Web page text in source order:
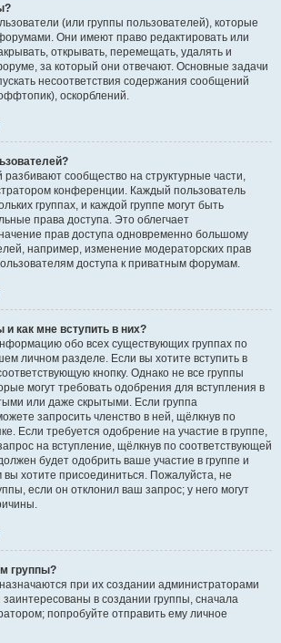
(или группы пользователей), которые
Они имеют право редактировать или
открывать, перемещать, удалять и
за который они отвечают. Основные задачи
несоответствия содержания сообщений
оскорблений.
разбивают сообщество на структурные части,
конференции. Каждый пользователь
группах, и каждой группе могут быть
права доступа. Это облегчает
прав доступа одновременно большому
например, изменение модераторских прав
доступа к приватным форумам.
и как мне вступить в них?
обо всех существующих группах по
личном разделе. Если вы хотите вступить в
кнопку. Однако не все группы
могут требовать одобрения для вступления в
или даже скрытыми. Если группа
запросить членство в ней, щёлкнув по
Если требуется одобрение на участие в группе,
на вступление, щёлкнув по соответствующей
будет одобрить ваше участие в группе и
вы хотите присоединиться. Пожалуйста, не
если он отклонил ваш запрос; у него могут
группы?
при их создании администраторами
в создании группы, сначала
попробуйте отправить ему личное